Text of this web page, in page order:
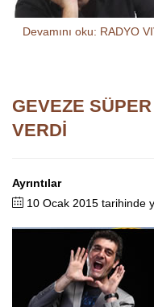
Devamını oku: RADYO
GEVEZE
VERDİ
Ayrıntılar
10 Ocak 2015 tarihinde